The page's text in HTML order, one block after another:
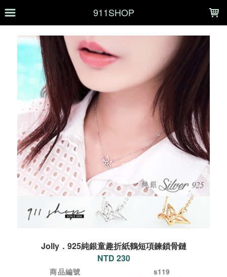
911SHOP
Jolly．925純銀童趣折紙鶴短項鍊鎖骨鏈
NTD 230
商品編號
s119